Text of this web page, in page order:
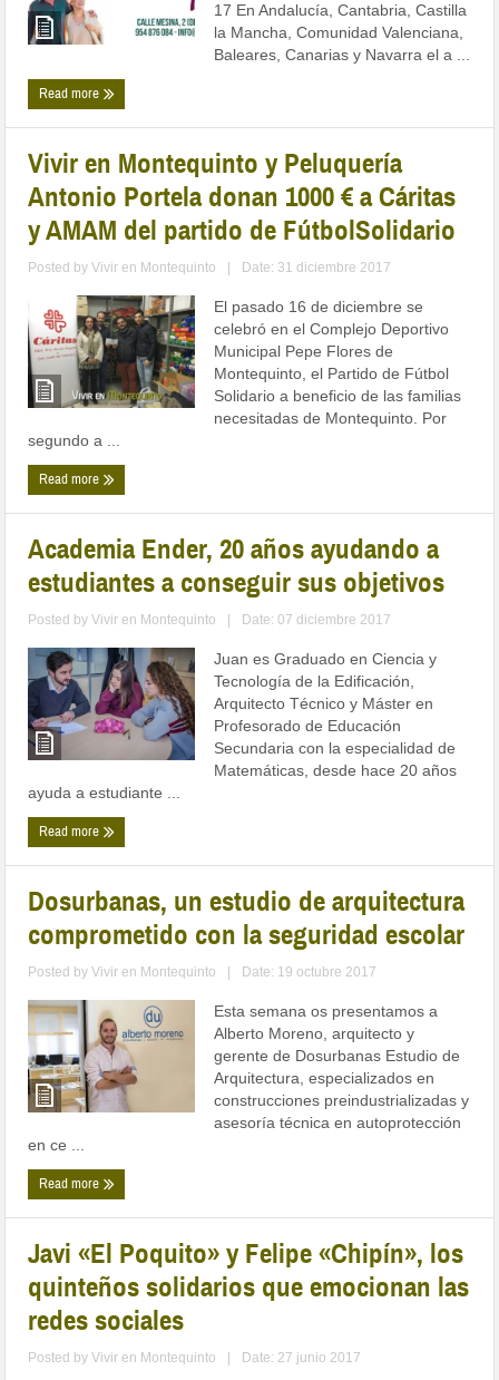
17 En Andalucía, Cantabria, Castilla
la Mancha, Comunidad Valenciana,
Baleares, Canarias y Navarra el a ...
Read more
Vivir en Montequinto y Peluquería
Antonio Portela donan 1000 € a Cáritas
y AMAM del partido de FútbolSolidario
Posted byVivir en Montequinto Date: 31 diciembre 2017
El pasado 16 de diciembre se
celebró en el Complejo Deportivo
Municipal Pepe Flores de
Montequinto, el Partido de Fútbol
Solidario a beneficio de las familias
necesitadas de Montequinto. Por
segundo a ...
Read more
Academia Ender, 20 años ayudando a
estudiantes a conseguir sus objetivos
Posted byVivir en Montequinto Date: 07 diciembre 2017
Juan es Graduado en Ciencia y
Tecnología de la Edificación,
Arquitecto Técnico y Máster en
Profesorado de Educación
Secundaria con la especialidad de
Matemáticas, desde hace 20 años
ayuda a estudiante ...
Read more
Dosurbanas, un estudio de arquitectura
comprometido con la seguridad escolar
Posted byVivir en Montequinto Date: 19 octubre 2017
Esta semana os presentamos a
Alberto Moreno, arquitecto y
gerente de Dosurbanas Estudio de
Arquitectura, especializados en
construcciones preindustrializadas y
asesoría técnica en autoprotección
en ce ...
Read more
Javi «El Poquito» y Felipe «Chipín», los
quinteños solidarios que emocionan las
redes sociales
Posted byVivir en Montequinto Date: 27 junio 2017